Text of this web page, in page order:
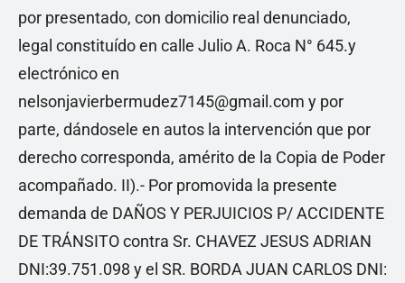
por presentado, con domicilio real denunciado,
legal constituído en calle Julio A. Roca N° 645.y
electrónico en
nelsonjavierbermudez7145@gmail.com y por
parte, dándosele en autos la intervención que por
derecho corresponda, amérito de la Copia de Poder
acompañado. II).- Por promovida la presente
demanda de DAÑOS Y PERJUICIOS P/ ACCIDENTE
DE TRÁNSITO contra Sr. CHAVEZ JESUS ADRIAN
DNI:39.751.098 y el SR. BORDA JUAN CARLOS DNI: